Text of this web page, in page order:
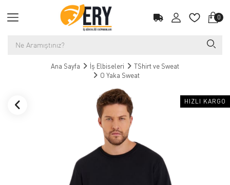
0
Ana Sayfa İş Elbiseleri
TShirt ve Sweat
O Yaka Sweat
HIZLI KARGO